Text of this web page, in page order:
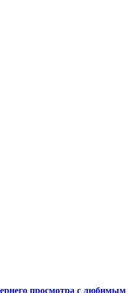
просмотра с любимым